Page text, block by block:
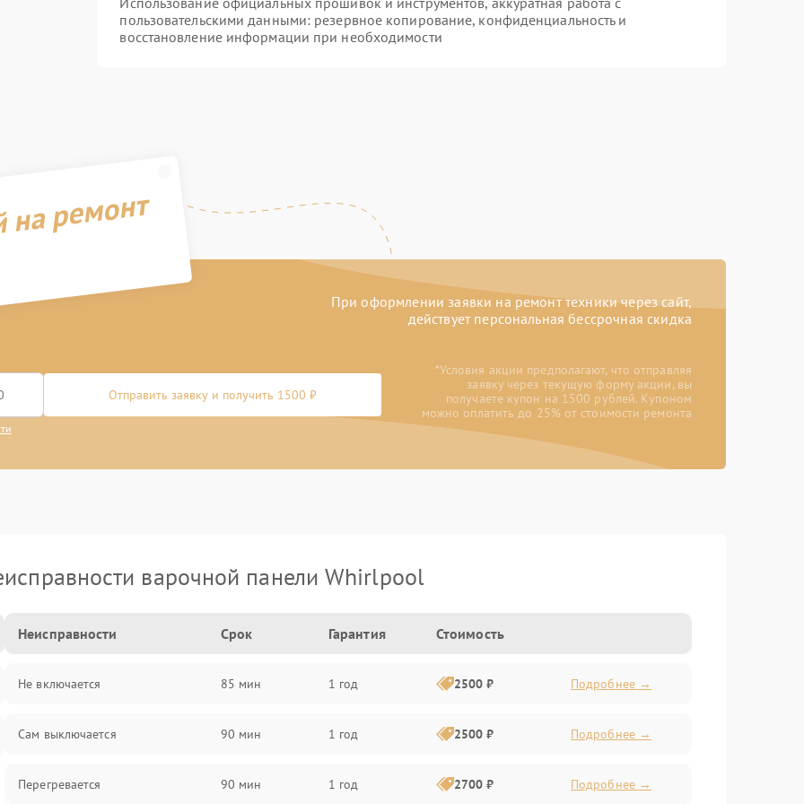
пользовательскими данными: резервное копирование, конфиденциальность и
восстановление информации при необходимости
ремонт
При оформлении заявки на ремонт техники через сайт,
действует персональная бессрочная скидка
Отправить заявку и получить 1500 ₽
*Условия акции предполагают, что отправляя
заявку через текущую форму акции, вы
получаете купон на 1500 рублей. Купоном
можно оплатить до 25% от стоимости ремонта
варочной панели Whirlpool
Неисправности Срок Гарантия Стоимость
Не включается 85 мин 1 год 2500 ₽ Подробнее →
Сам выключается 90 мин 1 год 2500 ₽ Подробнее →
Перегревается 90 мин 1 год 2700 ₽ Подробнее →